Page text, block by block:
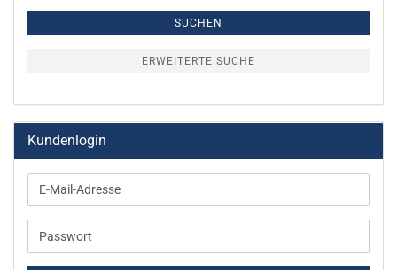
SUCHEN
ERWEITERTE SUCHE
Kundenlogin
E-
Mail-
Adresse
Passwort